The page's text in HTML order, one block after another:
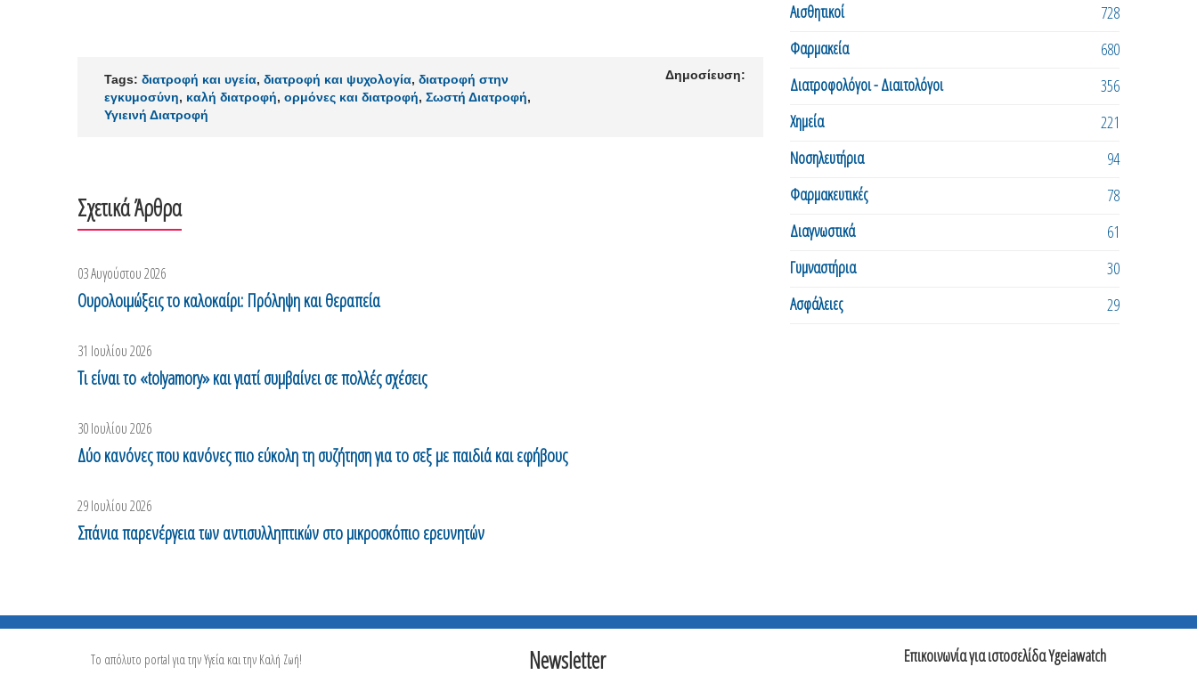
Tags: διατροφή και υγεία, διατροφή και ψυχολογία, διατροφή στην
εγκυμοσύνη, καλή διατροφή, ορμόνες και διατροφή, Σωστή Διατροφή,
Υγιεινή Διατροφή
Δημοσίευση:
Σχετικά Άρθρα
03 Αυγούστου 2026
Ουρολοιμώξεις το καλοκαίρι: Πρόληψη και θεραπεία
31 Ιουλίου 2026
Τι είναι το «tolyamory» και γιατί συμβαίνει σε πολλές σχέσεις
30 Ιουλίου 2026
Δύο κανόνες που κανόνες πιο εύκολη τη συζήτηση για το σεξ με παιδιά και εφήβους
29 Ιουλίου 2026
Σπάνια παρενέργεια των αντισυλληπτικών στο μικροσκόπιο ερευνητών
Αισθητικοί
728
Φαρμακεία
680
Διατροφολόγοι - Διαιτολόγοι
356
Χημεία
221
Νοσηλευτήρια
94
Φαρμακευτικές
78
Διαγνωστικά
61
Γυμναστήρια
30
Ασφάλειες
29
Το απόλυτο portal για την Υγεία και την Καλή Ζωή! Newsletter Επικοινωνία για ιστοσελίδα Ygeiawatch